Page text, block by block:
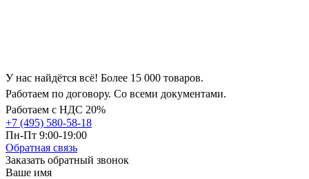
У нас найдётся всё! Более 15 000 товаров.
Работаем по договору. Со всеми документами.
Работаем с НДС 20%
+7 (495) 580-58-18
Пн-Пт 9:00-19:00
Обратная связь
Заказать обратный звонок
Ваше имя